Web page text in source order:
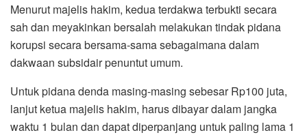
Menurut majelis hakim, kedua terdakwa terbukti secara
sah dan meyakinkan bersalah melakukan tindak pidana
korupsi secara bersama-sama sebagaimana dalam
dakwaan subsidair penuntut umum.
Untuk pidana denda masing-masing sebesar Rp100 juta,
lanjut ketua majelis hakim, harus dibayar dalam jangka
waktu 1 bulan dan dapat diperpanjang untuk paling lama 1